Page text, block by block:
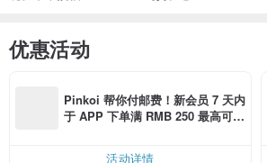
优惠活动
Pinkoi 帮你付邮费！新会员 7 天内
于 APP 下单满 RMB 250 最高可折
活动详情